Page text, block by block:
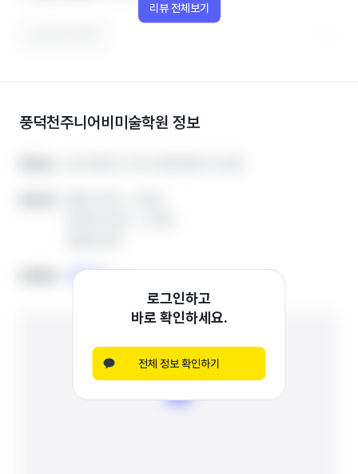
리뷰 전체보기
풍덕천주니어비미술학원 정보
전화하기
전화하기
로그인하고
바로 확인하세요.
전체 정보 확인하기